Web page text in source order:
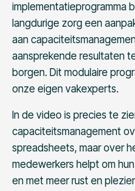
implementatieprogramma
langdurige zorg een
aan
aansprekende resultaten
borgen. Dit modulaire
onze eigen vakexperts.
In de video is precies te
capaciteitsmanagement
spreadsheets, maar over
medewerkers helpt om
en met meer rust en